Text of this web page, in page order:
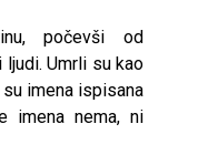
počevši od
ljudi. Umrli su kao
imena ispisana
imena nema, ni